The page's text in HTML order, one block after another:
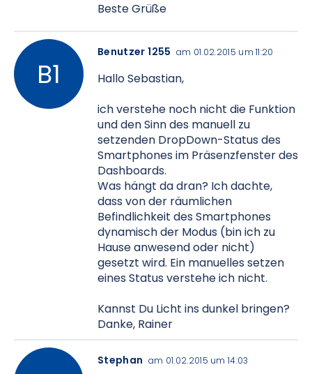
Beste Grüße
Benutzer 1255 am 01.02.2015 um 11:20
Hallo Sebastian,
ich verstehe noch nicht die Funktion
und den Sinn des manuell zu
setzenden DropDown-Status des
Smartphones im Präsenzfenster des
Dashboards.
Was hängt da dran? Ich dachte,
dass von der räumlichen
Befindlichkeit des Smartphones
dynamisch der Modus (bin ich zu
Hause anwesend oder nicht)
gesetzt wird. Ein manuelles setzen
eines Status verstehe ich nicht.
Kannst Du Licht ins dunkel bringen?
Danke, Rainer
Stephan am 01.02.2015 um 14:03